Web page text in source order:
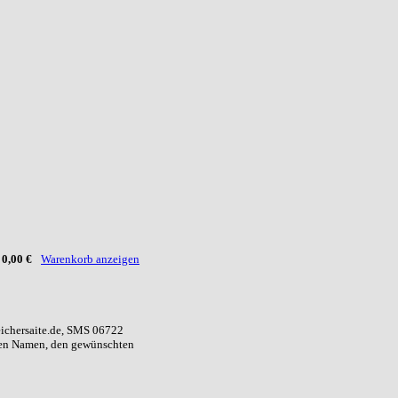
0,00 € Warenkorb anzeigen
SMS 06722
Namen, den gewünschten